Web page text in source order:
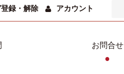
録・解除 アカウント
お問合せ
●